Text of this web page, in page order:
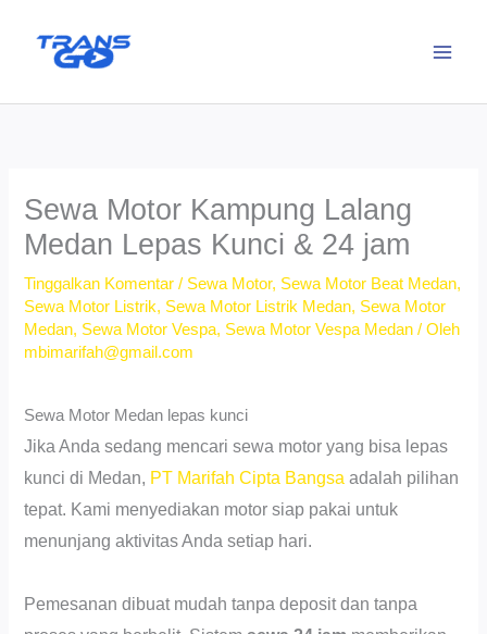
Sewa Motor Kampung Lalang
Medan Lepas Kunci & 24 jam
Tinggalkan Komentar / Sewa Motor, Sewa Motor Beat Medan,
Sewa Motor Listrik, Sewa Motor Listrik Medan, Sewa Motor
Medan, Sewa Motor Vespa, Sewa Motor Vespa Medan / Oleh
mbimarifah@gmail.com
Sewa Motor Medan lepas kunci
Jika Anda sedang mencari sewa motor yang bisa lepas
kunci di Medan, PT Marifah Cipta Bangsa adalah pilihan
tepat. Kami menyediakan motor siap pakai untuk
menunjang aktivitas Anda setiap hari.
Pemesanan dibuat mudah tanpa deposit dan tanpa